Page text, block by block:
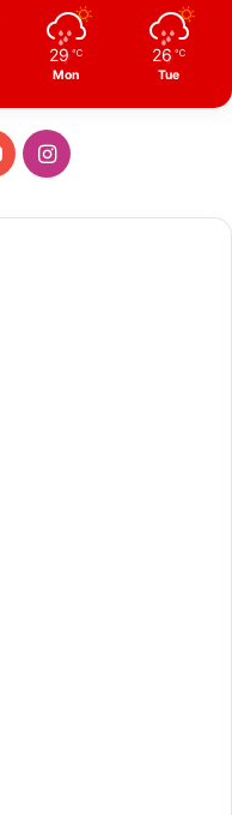
29 ℃
Mon
26 ℃
Tue
YouTubeInstagram